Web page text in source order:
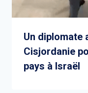
Un diplomate
Cisjordanie
pays à Israël